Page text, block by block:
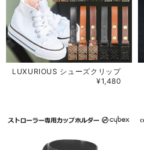
LUXURIOUS シューズクリップ
¥1,480